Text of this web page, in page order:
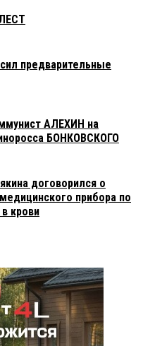
предварительные
АЛЕХИН на
БОНКОВСКОГО
договорился о
прибора по
крови